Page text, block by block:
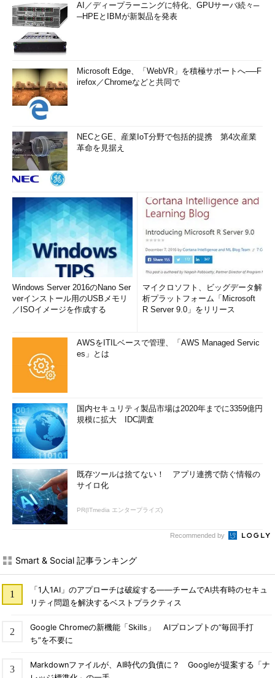
AI／ディープラーニングに特化、GPUサーバ続々─
─HPEとIBMが新製品を発表
Microsoft Edge、「WebVR」を積極サポートへ──F
irefox／Chromeなどと共同で
NECとGE、産業IoT分野で包括的提携 第4次産業
革命を見据え
Windows Server 2016のNano Ser
verインストール用のUSBメモリ
／ISOイメージを作成する
マイクロソフト、ビッグデータ解
析プラットフォーム「Microsoft
R Server 9.0」をリリース
AWSをITILベースで管理、「AWS Managed Servic
es」とは
国内セキュリティ製品市場は2020年までに3359億円
規模に拡大 IDC調査
既存ツールは捨てない！ アプリ連携で防ぐ情報の
サイロ化
PR(ITmedia エンタープライズ)
Recommended by
Smart & Social 記事ランキング
「1人1AI」のアプローチは破綻する――チームでAI共有時のセキュ
リティ問題を解決するベストプラクティス
Google Chromeの新機能「Skills」 AIプロンプトの“毎回手打
ち”を不要に
Markdownファイルが、AI時代の負債に？ Googleが提案する「ナ